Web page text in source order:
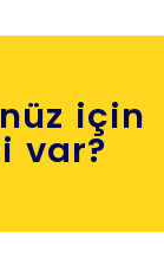
için
var?